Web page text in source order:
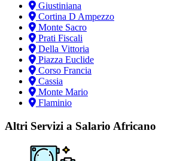
Giustiniana
Cortina D Ampezzo
Monte Sacro
Prati Fiscali
Della Vittoria
Piazza Euclide
Corso Francia
Cassia
Monte Mario
Flaminio
Altri Servizi a Salario Africano